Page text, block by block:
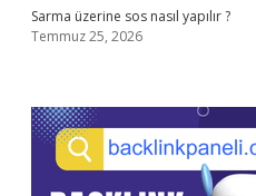
Sarma üzerine sos nasıl yapılır ?
Temmuz 25, 2026